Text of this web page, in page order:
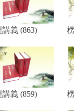
義 (863)
義 (859)